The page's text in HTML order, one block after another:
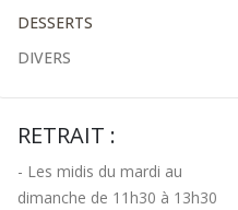
DESSERTS
DIVERS
RETRAIT :
- Les midis du mardi au
dimanche de 11h30 à 13h30